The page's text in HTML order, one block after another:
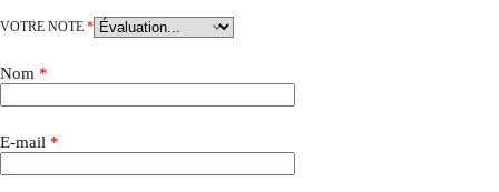
VOTRE NOTE *
Nom *
E-mail *